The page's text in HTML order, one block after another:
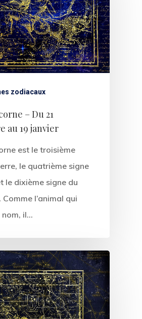
zodiacaux
– Du 21
au 19 janvier
est le troisième
le quatrième signe
le dixième signe du
l’animal qui
il…